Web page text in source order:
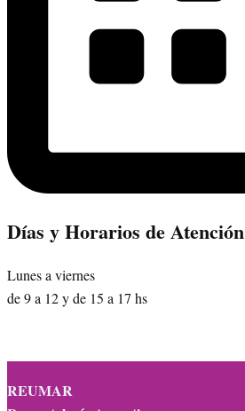
Días y Horarios de Atención
Lunes a viernes
de 9 a 12 y de 15 a 17 hs
REUMAR